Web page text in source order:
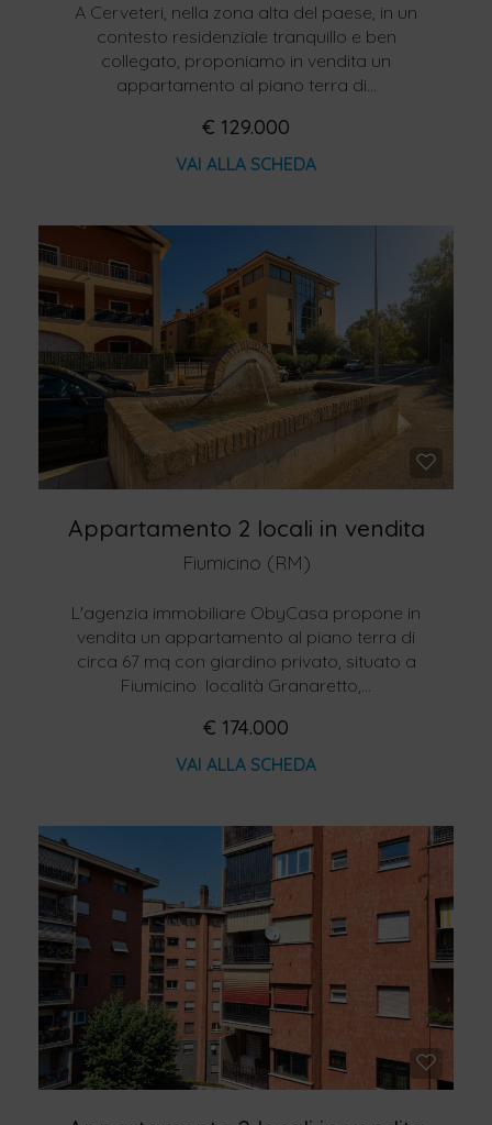
A Cerveteri, nella zona alta del paese, in un
contesto residenziale tranquillo e ben
collegato, proponiamo in vendita un
appartamento al piano terra di...
€ 129.000
VAI ALLA SCHEDA
Appartamento 2 locali in vendita
Fiumicino (RM)
L'agenzia immobiliare ObyCasa propone in
vendita un appartamento al piano terra di
circa 67 mq con giardino privato, situato a
Fiumicino  località Granaretto,...
€ 174.000
VAI ALLA SCHEDA